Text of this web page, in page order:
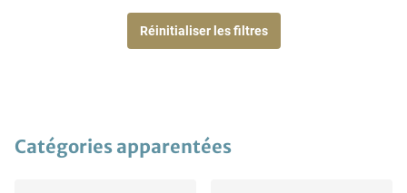
Réinitialiser les filtres
Catégories apparentées